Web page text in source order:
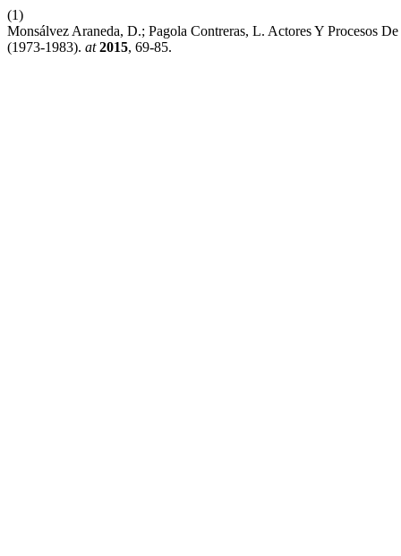
(1)
Monsálvez Araneda, D.; Pagola Contreras, L. Actores Y Procesos
(1973-1983). at 2015, 69-85.